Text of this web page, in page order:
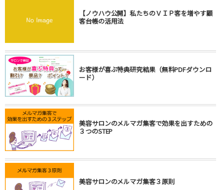
【ノウハウ公開】私たちのＶＩＰ客を増やす顧
客台帳の活用法
お客様が喜ぶ特典研究結果（無料PDFダウンロ
ード）
美容サロンのメルマガ集客で効果を出すための
３つのSTEP
美容サロンのメルマガ集客３原則